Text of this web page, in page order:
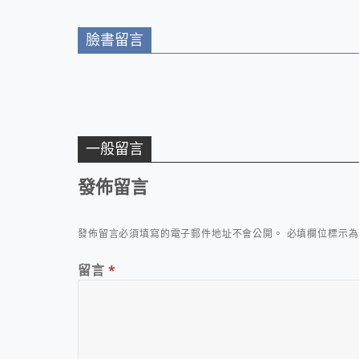
臉書留言
一般留言
發佈留言
發佈留言必須填寫的電子郵件地址不會公開。 必填欄位標示
留言 *